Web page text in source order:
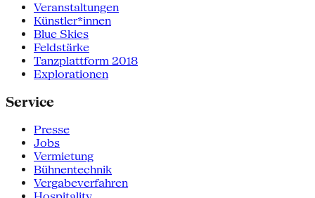
Veranstaltungen
Künstler*innen
Blue Skies
Feldstärke
Tanzplattform 2018
Explorationen
Service
Presse
Jobs
Vermietung
Bühnentechnik
Vergabeverfahren